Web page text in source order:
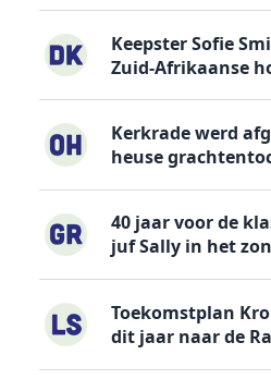
Keepster Sofie
Zuid-Afrikaanse
Kerkrade werd
heuse
40 jaar voor de
juf Sally in het
Toekomstplan
dit jaar naar de